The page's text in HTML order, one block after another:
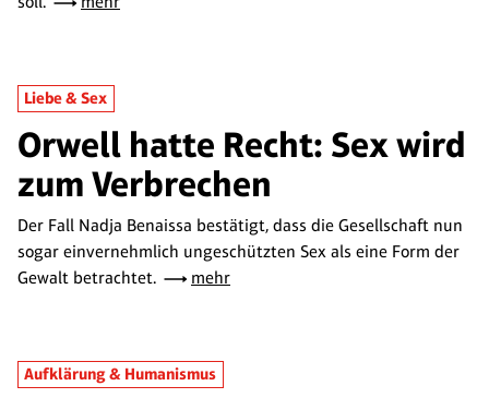
Liebe & Sex
Orwell hatte Recht: Sex wird
zum Verbrechen
Der Fall Nadja Benaissa bestätigt, dass die Gesellschaft nun
sogar einvernehmlich ungeschützten Sex als eine Form der
Gewalt betrachtet.
mehr
Aufklärung & Humanismus